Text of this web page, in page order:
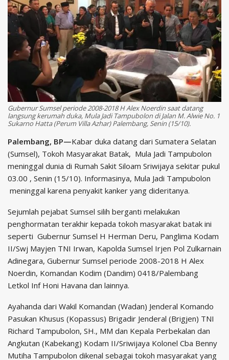
Gubernur Sumsel periode 2008-2018 H Alex Noerdin saat datang
langsung kerumah duka, Mula Jadi Tampubolon di Jalan M. Alwie No. 1
Sukarno Hatta (Perum Villa Azhar) Palembang, Senin (15/10).
Palembang, BP—Kabar duka datang dari Sumatera Selatan
(Sumsel), Tokoh Masyarakat Batak, Mula Jadi Tampubolon
meninggal dunia di Rumah Sakit Siloam Sriwijaya sekitar pukul
03.00 , Senin (15/10). Informasinya, Mula Jadi Tampubolon
meninggal karena penyakit kanker yang dideritanya.
Sejumlah pejabat Sumsel silih berganti melakukan
penghormatan terakhir kepada tokoh masyarakat batak ini
seperti Gubernur Sumsel H Herman Deru, Panglima Kodam
II/Swj Mayjen TNI Irwan, Kapolda Sumsel Irjen Pol Zulkarnain
Adinegara, Gubernur Sumsel periode 2008-2018 H Alex
Noerdin, Komandan Kodim (Dandim) 0418/Palembang
Letkol Inf Honi Havana dan lainnya.
Ayahanda dari Wakil Komandan (Wadan) Jenderal Komando
Pasukan Khusus (Kopassus) Brigadir Jenderal (Brigjen) TNI
Richard Tampubolon, SH., MM dan Kepala Perbekalan dan
Angkutan (Kabekang) Kodam II/Sriwijaya Kolonel Cba Benny
Mutiha Tampubolon dikenal sebagai tokoh masyarakat yang